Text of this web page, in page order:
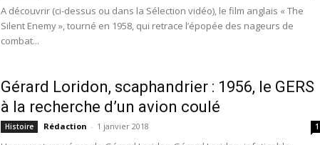
A découvrir (ci-dessus ou dans la Sélection vidéo), le film anglais « The
Silent Enemy », tourné en 1958, qui retrace l’épopée des nageurs de
combat...
Gérard Loridon, scaphandrier : 1956, le GERS
à la recherche d’un avion coulé
Histoire Rédaction - 1 janvier 2018 1